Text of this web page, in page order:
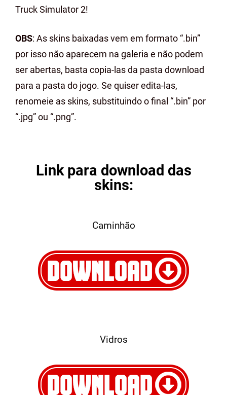
Truck Simulator 2!
OBS: As skins baixadas vem em formato “.bin”
por isso não aparecem na galeria e não podem
ser abertas, basta copia-las da pasta download
para a pasta do jogo. Se quiser edita-las,
renomeie as skins, substituindo o final “.bin” por
“.jpg” ou “.png”.
Link para download das
skins:
Caminhão
Vidros